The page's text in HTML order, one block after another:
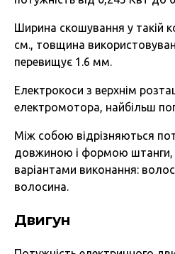
Ширина скошування у такій
см., товщина
перевищує 1.6 мм.
Електрокоси з верхнім
електромотора, найбільш
Між собою відрізняються
довжиною і формою штанги,
варіантами виконання:
волосина.
Двигун